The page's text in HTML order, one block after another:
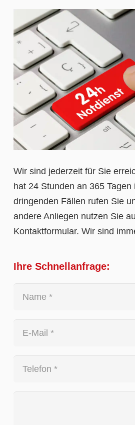
Wir sind jederzeit für Sie
hat 24 Stunden an 365 Tagen
dringenden Fällen rufen Sie
andere Anliegen nutzen Sie
Kontaktformular. Wir sind
Ihre Schnellanfrage: